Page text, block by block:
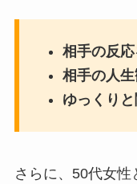
相手の反
相手の人
ゆっくり
さらに、50代女